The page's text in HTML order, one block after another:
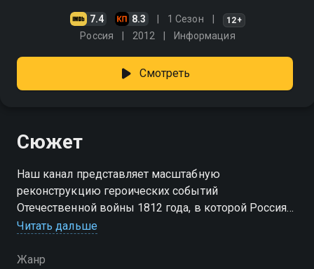
7.4 8.3 1 Сезон 12+
Россия 2012 Информация
Смотреть
Сюжет
Наш канал представляет масштабную
реконструкцию героических событий
Отечественной войны 1812 года, в которой Россия
одержала победу над наполеоновской Францией
Читать дальше
Жанр